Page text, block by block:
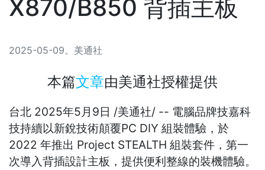
X870/B850 背插主板
2025-05-09。 美通社
本篇文章由美通社授權提供
台北 2025年5月9日 /美通社/ -- 電腦品牌技嘉科
技持續以新銳技術顛覆PC DIY 組裝體驗，於
2022 年推出 Project STEALTH 組裝套件，第一
次導入背插設計主板，提供便利整線的裝機體驗。